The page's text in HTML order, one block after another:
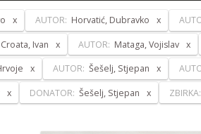
AUTOR: Horvatić, Dubravko
Ivan AUTOR: Mataga, Vojislav
AUTOR: Šešelj, Stjepan
DONATOR: Šešelj, Stjepan ZBIRKA: